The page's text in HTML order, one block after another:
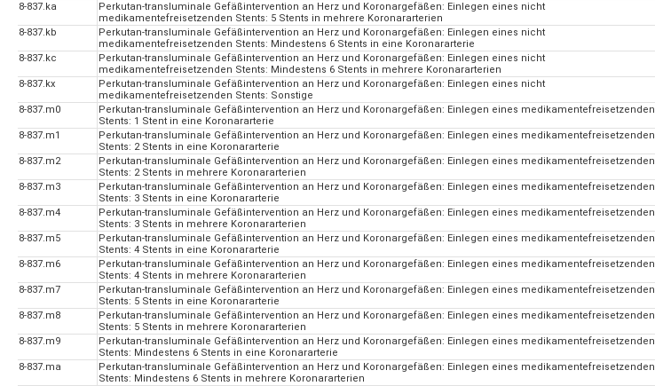
8-837.ka
Perkutan-transluminale Gefäßintervention an Herz und Koronargefäßen: Einlegen eines nicht
medikamentefreisetzenden Stents: 5 Stents in mehrere Koronararterien
8-837.kb
Perkutan-transluminale Gefäßintervention an Herz und Koronargefäßen: Einlegen eines nicht
medikamentefreisetzenden Stents: Mindestens 6 Stents in eine Koronararterie
8-837.kc
Perkutan-transluminale Gefäßintervention an Herz und Koronargefäßen: Einlegen eines nicht
medikamentefreisetzenden Stents: Mindestens 6 Stents in mehrere Koronararterien
8-837.kx
Perkutan-transluminale Gefäßintervention an Herz und Koronargefäßen: Einlegen eines nicht
medikamentefreisetzenden Stents: Sonstige
8-837.m0
Perkutan-transluminale Gefäßintervention an Herz und Koronargefäßen: Einlegen eines medikamentefreisetzenden
Stents: 1 Stent in eine Koronararterie
8-837.m1
Perkutan-transluminale Gefäßintervention an Herz und Koronargefäßen: Einlegen eines medikamentefreisetzenden
Stents: 2 Stents in eine Koronararterie
8-837.m2
Perkutan-transluminale Gefäßintervention an Herz und Koronargefäßen: Einlegen eines medikamentefreisetzenden
Stents: 2 Stents in mehrere Koronararterien
8-837.m3
Perkutan-transluminale Gefäßintervention an Herz und Koronargefäßen: Einlegen eines medikamentefreisetzenden
Stents: 3 Stents in eine Koronararterie
8-837.m4
Perkutan-transluminale Gefäßintervention an Herz und Koronargefäßen: Einlegen eines medikamentefreisetzenden
Stents: 3 Stents in mehrere Koronararterien
8-837.m5
Perkutan-transluminale Gefäßintervention an Herz und Koronargefäßen: Einlegen eines medikamentefreisetzenden
Stents: 4 Stents in eine Koronararterie
8-837.m6
Perkutan-transluminale Gefäßintervention an Herz und Koronargefäßen: Einlegen eines medikamentefreisetzenden
Stents: 4 Stents in mehrere Koronararterien
8-837.m7
Perkutan-transluminale Gefäßintervention an Herz und Koronargefäßen: Einlegen eines medikamentefreisetzenden
Stents: 5 Stents in eine Koronararterie
8-837.m8
Perkutan-transluminale Gefäßintervention an Herz und Koronargefäßen: Einlegen eines medikamentefreisetzenden
Stents: 5 Stents in mehrere Koronararterien
8-837.m9
Perkutan-transluminale Gefäßintervention an Herz und Koronargefäßen: Einlegen eines medikamentefreisetzenden
Stents: Mindestens 6 Stents in eine Koronararterie
8-837.ma
Perkutan-transluminale Gefäßintervention an Herz und Koronargefäßen: Einlegen eines medikamentefreisetzenden
Stents: Mindestens 6 Stents in mehrere Koronararterien